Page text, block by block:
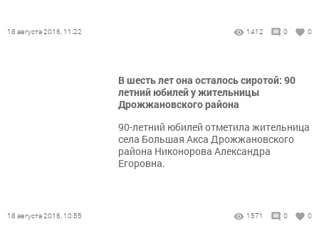
18 августа 2016, 11:22 1412 0 0
В шесть лет она осталось сиротой: 90
летний юбилей у жительницы
Дрожжановского района
90-летний юбилей отметила жительница
села Большая Акса Дрожжановского
района Никонорова Александра
Егоровна.
18 августа 2016, 10:55 1571 0 0